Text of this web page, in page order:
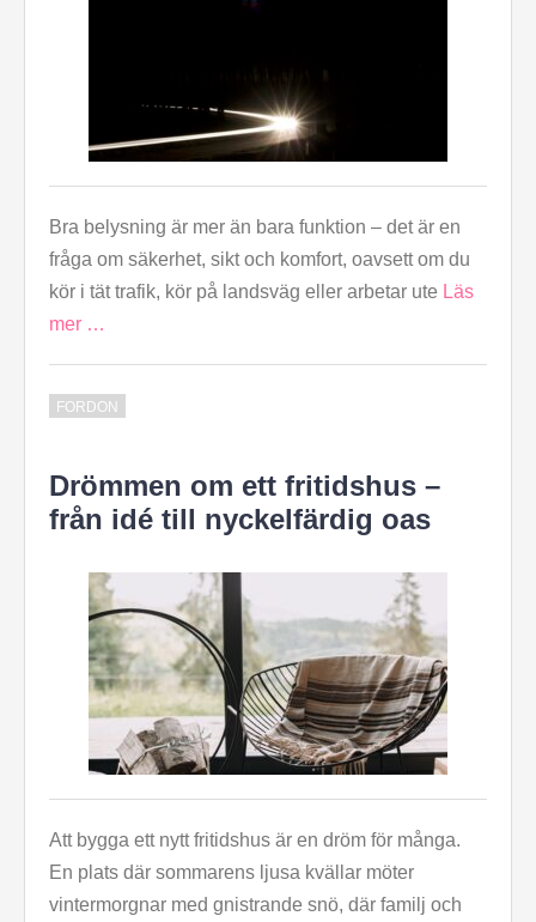
Bra belysning är mer än bara funktion – det är en
fråga om säkerhet, sikt och komfort, oavsett om du
kör i tät trafik, kör på landsväg eller arbetar ute Läs
mer …
FORDON
Drömmen om ett fritidshus –
från idé till nyckelfärdig oas
Att bygga ett nytt fritidshus är en dröm för många.
En plats där sommarens ljusa kvällar möter
vintermorgnar med gnistrande snö, där familj och